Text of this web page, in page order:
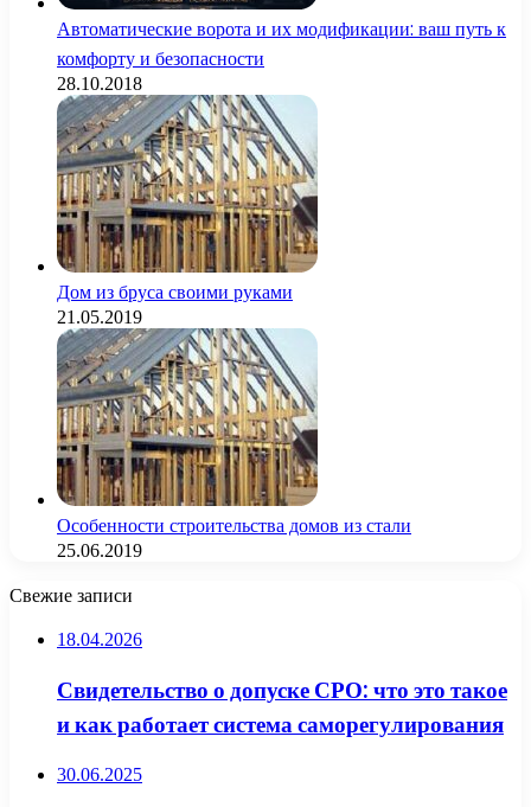
Автоматические ворота и их модификации: ваш путь к
комфорту и безопасности
28.10.2018
Дом из бруса своими руками
21.05.2019
Особенности строительства домов из стали
25.06.2019
Свежие записи
18.04.2026
Свидетельство о допуске СРО: что это такое
и как работает система саморегулирования
30.06.2025